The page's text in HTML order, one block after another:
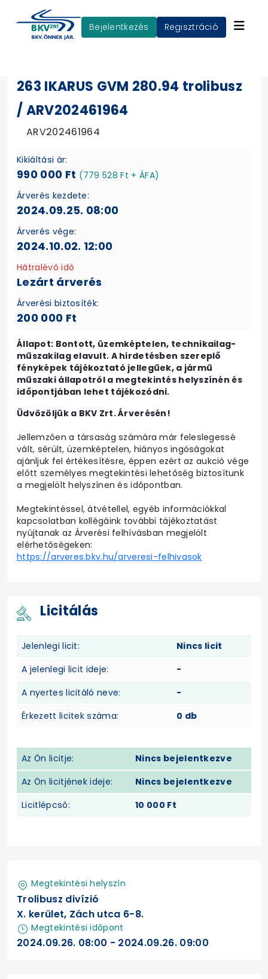
Bejelentkezés Regisztráció
263 IKARUS GVM 280.94 trolibusz
/ ARV202461964
ARV202461964
Kikiáltási ár:
990 000 Ft (779 528 Ft + ÁFA)
Árverés kezdete:
2024.09.25. 08:00
Árverés vége:
2024.10.02. 12:00
Hátralévő idő
Lezárt árverés
Árverési biztosíték:
200 000 Ft
Állapot: Bontott, üzemképtelen, technikailag-
műszakilag elavult. A hirdetésben szereplő
fényképek tájékoztató jellegűek, a jármű
műszaki állapotról a megtekintés helyszínén és
időpontjában lehet tájékozódni.
Üdvözöljük a BKV Zrt. Árverésén!
Jellemzően a társaság számára már feleslegessé
vált, sérült, üzemképtelen, hiányos ingóságokat
ajánljuk fel értékesítésre, éppen ezért az aukció vége
előtt személyes megtekintési lehetőség biztosítunk
a megjelölt helyszínen és időpontban.
Megtekintéssel, átvétellel, egyéb információkkal
kapcsolatban kollégáink további tájékoztatást
nyújtanak az Árverési felhívásban megjelölt
elérhetőségeken:
https://arveres.bkv.hu/arveresi-felhivasok
Licitálás
Jelenlegi licit:
Nincs licit
A jelenlegi licit ideje:
-
A nyertes licitáló neve:
-
Érkezett licitek száma:
0 db
Az Ön licitje:
Nincs bejelentkezve
Az Ön licitjének ideje:
Nincs bejelentkezve
Licitlépcső:
10 000 Ft
Megtekintési helyszín
Trolibusz divízió
X. kerület, Zách utca 6-8.
Megtekintési időpont
2024.09.26. 08:00 - 2024.09.26. 09:00